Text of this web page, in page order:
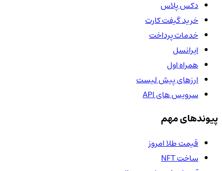
دکس پلاس
خرید گیفت کارت
خدمات پرداخت
ایرانسل
همراه اول
ارزهای پیش لیست
سرویس های API
پیوندهای مهم
قیمت طلا امروز
ساخت NFT